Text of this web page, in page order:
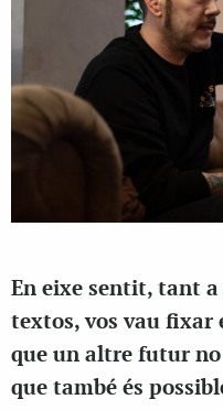
En eixe sentit, tant
textos, vos vau fixar
que un altre futur no
que també és